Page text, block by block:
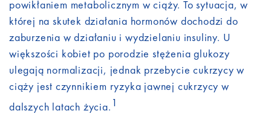
powikłaniem metabolicznym w ciąży. To sytuacja, w
której na skutek działania hormonów dochodzi do
zaburzenia w działaniu i wydzielaniu insuliny. U
większości kobiet po porodzie stężenia glukozy
ulegają normalizacji, jednak przebycie cukrzycy w
ciąży jest czynnikiem ryzyka jawnej cukrzycy w
dalszych latach życia. 1